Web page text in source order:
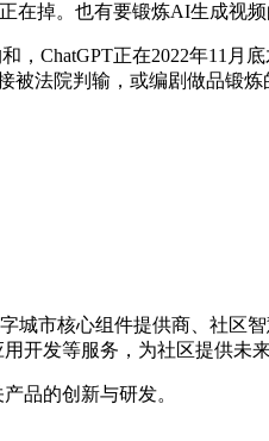
在掉。也有要锻炼AI生成视
ChatGPT正在2022年11月
法院判输，或编剧做品锻
城市核心组件提供商、社
开发等服务，为社区提供未
品的创新与研发。